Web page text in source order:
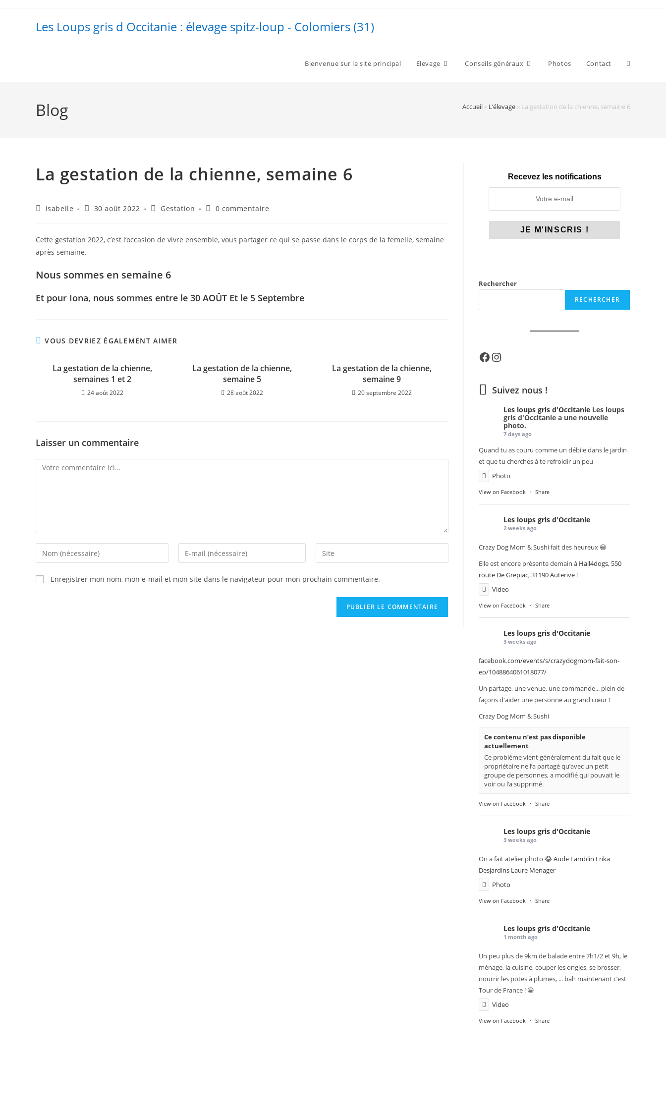
Les Loups gris d Occitanie : élevage spitz-loup - Colomiers (31)
Bienvenue sur le site principal Elevage Conseils généraux Photos Contact Toggle
Blog Accueil » L’élevage » La gestation de la chienne, semaine 6
La gestation de la chienne, semaine 6
Auteur/autrice
publication :
isabelle
Publication
30 août 2022
PostGestation
Commentaires
publication :
0 commentaire
Cette gestation 2022, c’est l’occasion de vivre ensemble, vous partager ce qui se passe dans le corps de la femelle, semaine
après semaine.
Nous sommes en semaine 6
Et pour Iona, nous sommes entre le 30 AOÛT Et le 5 Septembre
VOUS DEVRIEZ ÉGALEMENT AIMER
La gestation de la chienne,
semaines 1 et 2
24 août 2022
La gestation de la chienne,
semaine 5
28 août 2022
La gestation de la chienne,
semaine 9
20 septembre 2022
Laisser un commentaire
Comment
Enter
your
name
or
Enter
your
Saisir
l’URL
(facultatif)
Enregistrer mon nom, mon e-mail et mon site dans le navigateur pour mon prochain commentaire.
Recevez les notifications
Rechercher
RECHERCHER
FacebookInstagram
Suivez nous !
Les loups gris d'Occitanie Les loups
gris d'Occitanie a une nouvelle
photo.
7 days ago
Quand tu as couru comme un débile dans le jardin
et que tu cherches à te refroidir un peu
Photo
View on Facebook · Share
Les loups gris d'Occitanie
2 weeks ago
Crazy Dog Mom & Sushi fait des heureux 😁
Elle est encore présente demain à Hall4dogs, 550
route De Grepiac, 31190 Auterive !
Video
View on Facebook · Share
Les loups gris d'Occitanie
3 weeks ago
facebook.com/events/s/crazydogmom-fait-son-
eo/1048864061018077/
Un partage, une venue, une commande... plein de
façons d'aider une personne au grand cœur !
Crazy Dog Mom & Sushi
Ce contenu n’est pas disponible
actuellement
Ce problème vient généralement du fait que le
propriétaire ne l’a partagé qu’avec un petit
groupe de personnes, a modifié qui pouvait le
voir ou l’a supprimé.
View on Facebook · Share
Les loups gris d'Occitanie
3 weeks ago
On a fait atelier photo 😂Aude Lamblin Erika
Desjardins Laure Menager
Photo
View on Facebook · Share
Les loups gris d'Occitanie
1 month ago
Un peu plus de 9km de balade entre 7h1/2 et 9h, le
ménage, la cuisine, couper les ongles, se brosser,
nourrir les potes à plumes, ... bah maintenant c’est
Tour de France ! 😁
Video
View on Facebook · Share